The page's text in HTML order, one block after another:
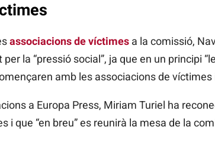
associacions de víctimesa la comissió,
la “pressió social”, ja que en un principi
amb les associacions de víctimes
a Europa Press, Miriam Turiel ha
i que “en breu” es reunirà la mesa de la